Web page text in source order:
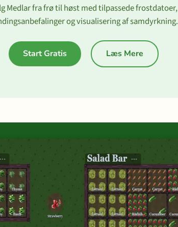
Medlar fra frø til høst med tilpassede frostdatoer,
og visualisering af samdyrkning.
Start Gratis Læs Mere